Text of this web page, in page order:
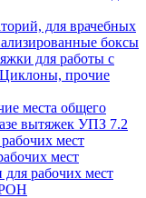
для врачебных
боксы
для работы с
прочие
места общего
вытяжек УПЗ 7.2
мест
мест
рабочих мест